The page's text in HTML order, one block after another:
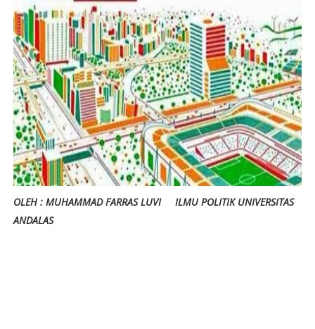
OLEH : MUHAMMAD FARRAS LUVI ILMU POLITIK UNIVERSITAS
ANDALAS